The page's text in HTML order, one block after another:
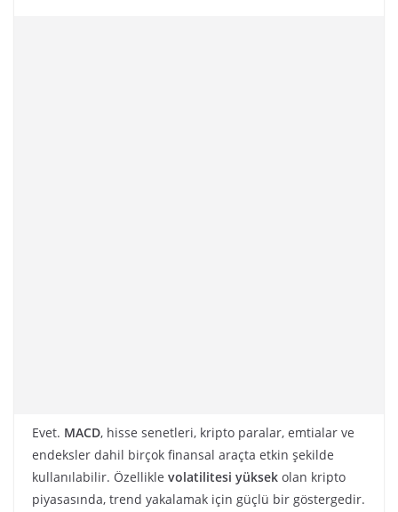
Evet. MACD, hisse senetleri, kripto paralar, emtialar ve
endeksler dahil birçok finansal araçta etkin şekilde
kullanılabilir. Özellikle volatilitesi yüksek olan kripto
piyasasında, trend yakalamak için güçlü bir göstergedir.